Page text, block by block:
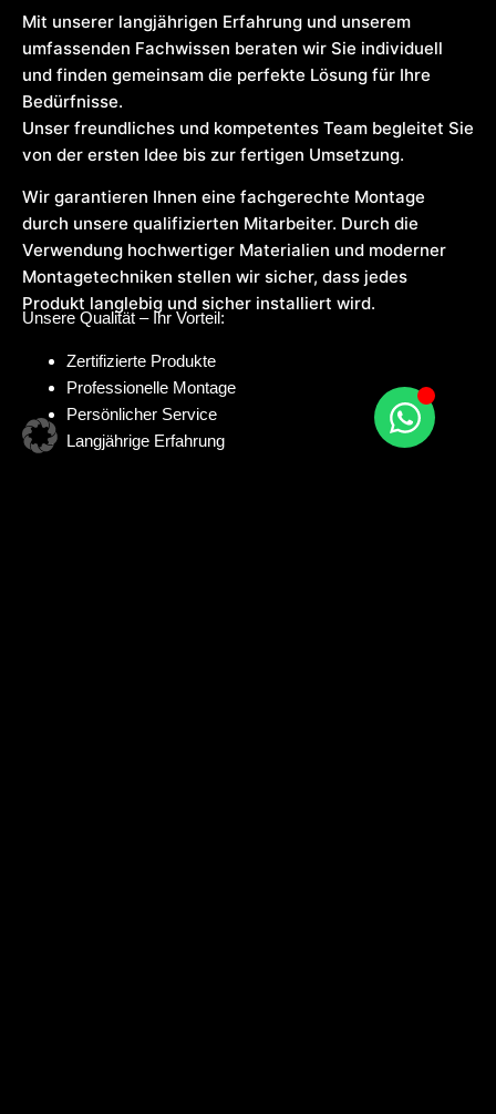
Mit unserer langjährigen Erfahrung und unserem
umfassenden Fachwissen beraten wir Sie individuell
und finden gemeinsam die perfekte Lösung für Ihre
Bedürfnisse.
Unser freundliches und kompetentes Team begleitet Sie
von der ersten Idee bis zur fertigen Umsetzung.
Wir garantieren Ihnen eine fachgerechte Montage
durch unsere qualifizierten Mitarbeiter. Durch die
Verwendung hochwertiger Materialien und moderner
Montagetechniken stellen wir sicher, dass jedes
Produkt langlebig und sicher installiert wird.
Unsere Qualität – Ihr Vorteil:
Zertifizierte Produkte
Professionelle Montage
Persönlicher Service
Langjährige Erfahrung